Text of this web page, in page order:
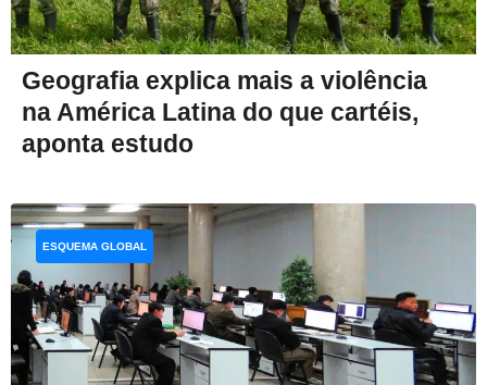
Geografia explica mais a violência
na América Latina do que cartéis,
aponta estudo
ESQUEMA GLOBAL